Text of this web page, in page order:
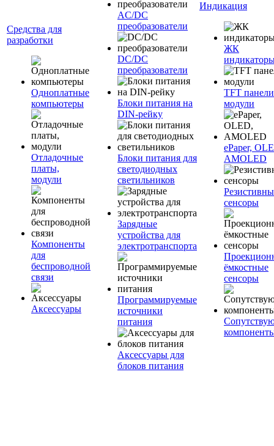
Средства для
разработки
Одноплатные
компьютеры
Отладочные
платы,
модули
Компоненты
для
беспроводной
связи
Аксессуары
AC/DC
преобразователи
DC/DC
преобразователи
Блоки питания на
DIN-рейку
Блоки питания для
светодиодных
светильников
Зарядные
устройства для
электротранспорта
Программируемые
источники
питания
Аксессуары для
блоков питания
Индикация
ЖК
TFT
модули
ePaper,
AMOLED
сенсоры
ёмкостные
сенсоры